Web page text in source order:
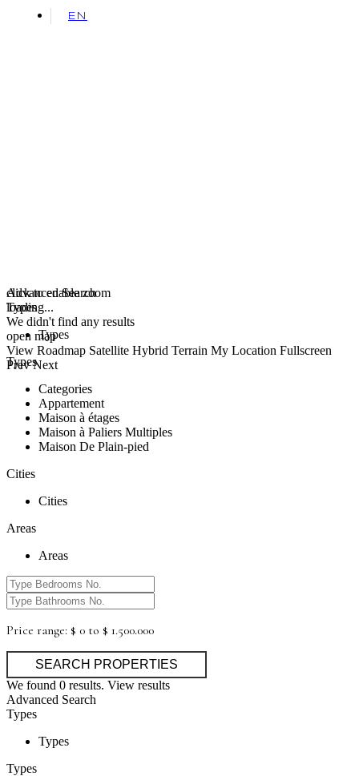
EN
click to enable zoom
loading...
We didn't find any results
open map
View Roadmap Satellite Hybrid Terrain My Location Fullscreen
Prev Next
Advanced Search
Types
Types
Types
Categories
Appartement
Maison à étages
Maison à Paliers Multiples
Maison De Plain-pied
Cities
Cities
Areas
Areas
Price range: $ 0 to $ 1.500.000
We found 0 results. View results
Advanced Search
Types
Types
Types